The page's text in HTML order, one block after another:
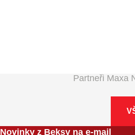
Partneři Maxa
Novinky z Beksy na e-mail